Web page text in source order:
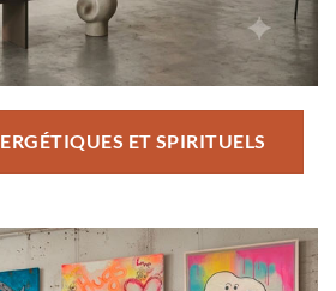
ET SPIRITUELS